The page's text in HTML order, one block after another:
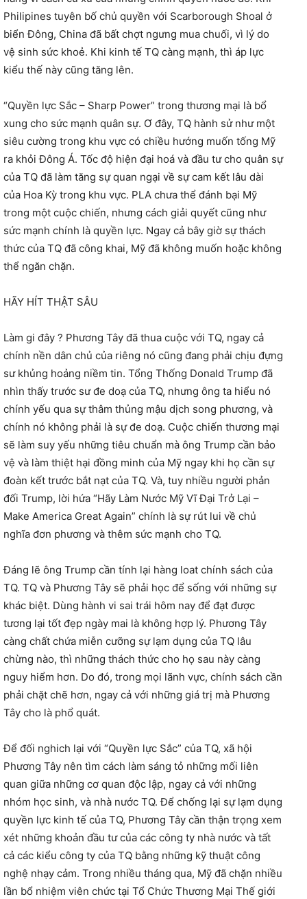
Philipines tuyên bố chủ quyền với Scarborough Shoal ở
biển Đông, China đã bất chợt ngưng mua chuối, vì lý do
vệ sinh sức khoẻ. Khi kinh tế TQ càng mạnh, thì áp lực
kiểu thế này cũng tăng lên.
“Quyền lực Sắc – Sharp Power” trong thương mại là bổ
xung cho sức mạnh quân sự. Ơ đây, TQ hành sử như một
siêu cường trong khu vực có chiều hướng muốn tống Mỹ
ra khỏi Đông Á. Tốc độ hiện đại hoá và đầu tư cho quân sự
của TQ đã làm tăng sự quan ngại về sự cam kết lâu dài
của Hoa Kỳ trong khu vực. PLA chưa thể đánh bại Mỹ
trong một cuộc chiến, nhưng cách giải quyết cũng như
sức mạnh chính là quyền lực. Ngay cả bây giờ sự thách
thức của TQ đã công khai, Mỹ đã không muốn hoặc không
thể ngăn chặn.
HÃY HÍT THẬT SÂU
Làm gi đây ? Phương Tây đã thua cuộc với TQ, ngay cả
chính nền dân chủ của riêng nó cũng đang phải chịu đựng
sư khủng hoảng niềm tin. Tổng Thống Donald Trump đã
nhìn thấy trước sư đe doạ của TQ, nhưng ông ta hiểu nó
chính yếu qua sự thâm thủng mậu dịch song phương, và
chính nó không phải là sự đe doạ. Cuộc chiến thương mại
sẽ làm suy yếu những tiêu chuẩn mà ông Trump cần bảo
vệ và làm thiệt hại đồng minh của Mỹ ngay khi họ cần sự
đoàn kết trước bắt nạt của TQ. Và, tuy nhiều người phản
đối Trump, lời hứa “Hãy Làm Nước Mỹ Vĩ Đại Trở Lại –
Make America Great Again” chính là sự rút lui về chủ
nghĩa đơn phương và thêm sức mạnh cho TQ.
Đáng lẽ ông Trump cần tính lại hàng loat chính sách của
TQ. TQ và Phương Tây sẽ phải học để sống với những sự
khác biệt. Dùng hành vi sai trái hôm nay để đạt được
tương lại tốt đẹp ngày mai là không hợp lý. Phương Tây
càng chất chứa miễn cưỡng sự lạm dụng của TQ lâu
chừng nào, thì những thách thức cho họ sau này càng
nguy hiểm hơn. Do đó, trong mọi lãnh vực, chính sách cần
phải chặt chẽ hơn, ngay cả với những giá trị mà Phương
Tây cho là phổ quát.
Để đối nghich lại với “Quyền lực Sắc” của TQ, xã hội
Phương Tây nên tìm cách làm sáng tỏ những mối liên
quan giữa những cơ quan độc lập, ngay cả với những
nhóm học sinh, và nhà nước TQ. Để chống lại sự lạm dụng
quyền lực kinh tế của TQ, Phương Tây cần thận trọng xem
xét những khoản đầu tư của các công ty nhà nước và tất
cả các kiểu công ty của TQ bằng những kỹ thuật công
nghệ nhạy cảm. Trong nhiều tháng qua, Mỹ đã chặn nhiều
lần bổ nhiệm viên chức tại Tổ Chức Thương Mại Thế giới